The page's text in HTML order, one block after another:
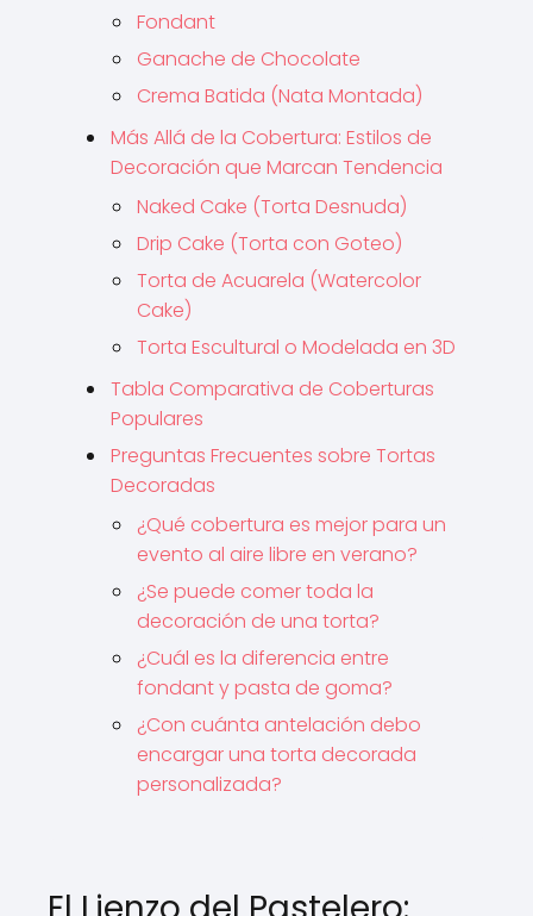
Fondant
Ganache de Chocolate
Crema Batida (Nata Montada)
Más Allá de la Cobertura: Estilos de
Decoración que Marcan Tendencia
Naked Cake (Torta Desnuda)
Drip Cake (Torta con Goteo)
Torta de Acuarela (Watercolor
Cake)
Torta Escultural o Modelada en 3D
Tabla Comparativa de Coberturas
Populares
Preguntas Frecuentes sobre Tortas
Decoradas
¿Qué cobertura es mejor para un
evento al aire libre en verano?
¿Se puede comer toda la
decoración de una torta?
¿Cuál es la diferencia entre
fondant y pasta de goma?
¿Con cuánta antelación debo
encargar una torta decorada
personalizada?